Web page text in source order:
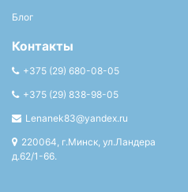
Блог
Контакты
+375 (29) 680-08-05
+375 (29) 838-98-05
Lenanek83@yandex.ru
220064, г.Минск, ул.Ландера
д.62/1-66.